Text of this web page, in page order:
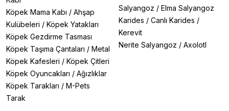
Köpek Mama Kabı / Ahşap
Kulübeleri / Köpek Yatakları
Köpek Gezdirme Tasması
Köpek Taşıma Çantaları / Metal
Köpek Kafesleri / Köpek Çitleri
Köpek Oyuncakları / Ağızlıklar
Köpek Tarakları / M-Pets
Tarak
Salyangoz / Elma Salyangoz
Karides / Canlı Karides /
Kerevit
Nerite Salyangoz / Axolotl